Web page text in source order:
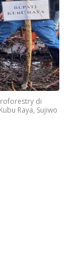
di
Raya, Sujiwo